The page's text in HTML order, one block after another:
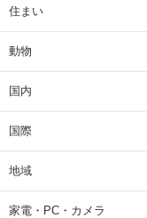
住まい
動物
国内
国際
地域
家電・PC・カメラ